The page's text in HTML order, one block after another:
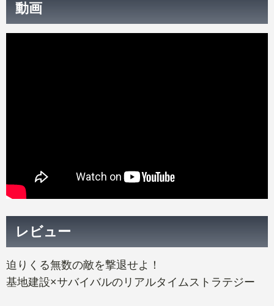
動画
レビュー
迫りくる無数の敵を撃退せよ！
基地建設×サバイバルのリアルタイムストラテジー